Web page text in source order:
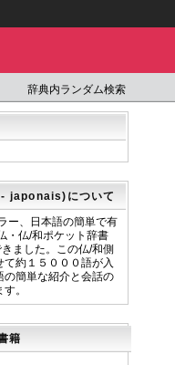
辞典内ランダム検索
japonais)について
ー、日本語の簡単で有
・仏/和ポケット辞書
ました。この仏/和側
約１５０００語が入
の簡単な紹介と会話の
。
籍